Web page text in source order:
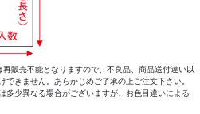
販売不能となりますので、不良品、商品送付違い以
きません。あらかじめご了承の上ご注文下さい。
多少異なる場合がございますが、お色目違いによる